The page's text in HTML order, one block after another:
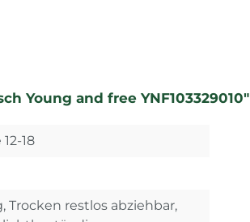
Young and free YNF103329010"
18
Trocken restlos abziehbar,